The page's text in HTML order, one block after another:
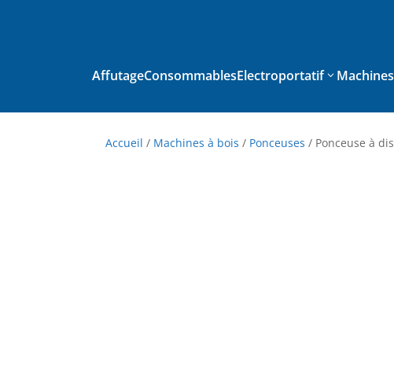
AffutageConsommablesElectroportatif
Accueil / Machines à bois / Ponceuses / Ponceuse à